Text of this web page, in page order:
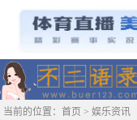
当前的位置：首页 >娱乐资讯